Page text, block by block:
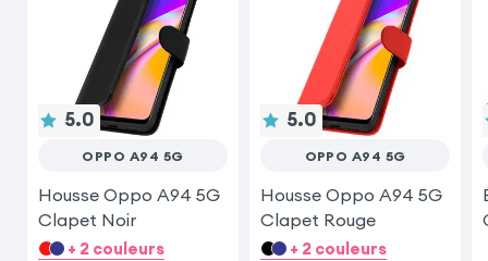
Samsung Galaxy S25
Samsung Galaxy A17
5.0
OPPO A94 5G
Housse Oppo A94 5G
Clapet Noir
+ 2 couleurs
5.0
OPPO A94 5G
Housse Oppo A94 5G
Clapet Rouge
+ 2 couleurs